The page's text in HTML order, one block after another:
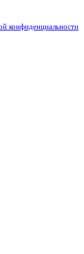
конфиденциальности